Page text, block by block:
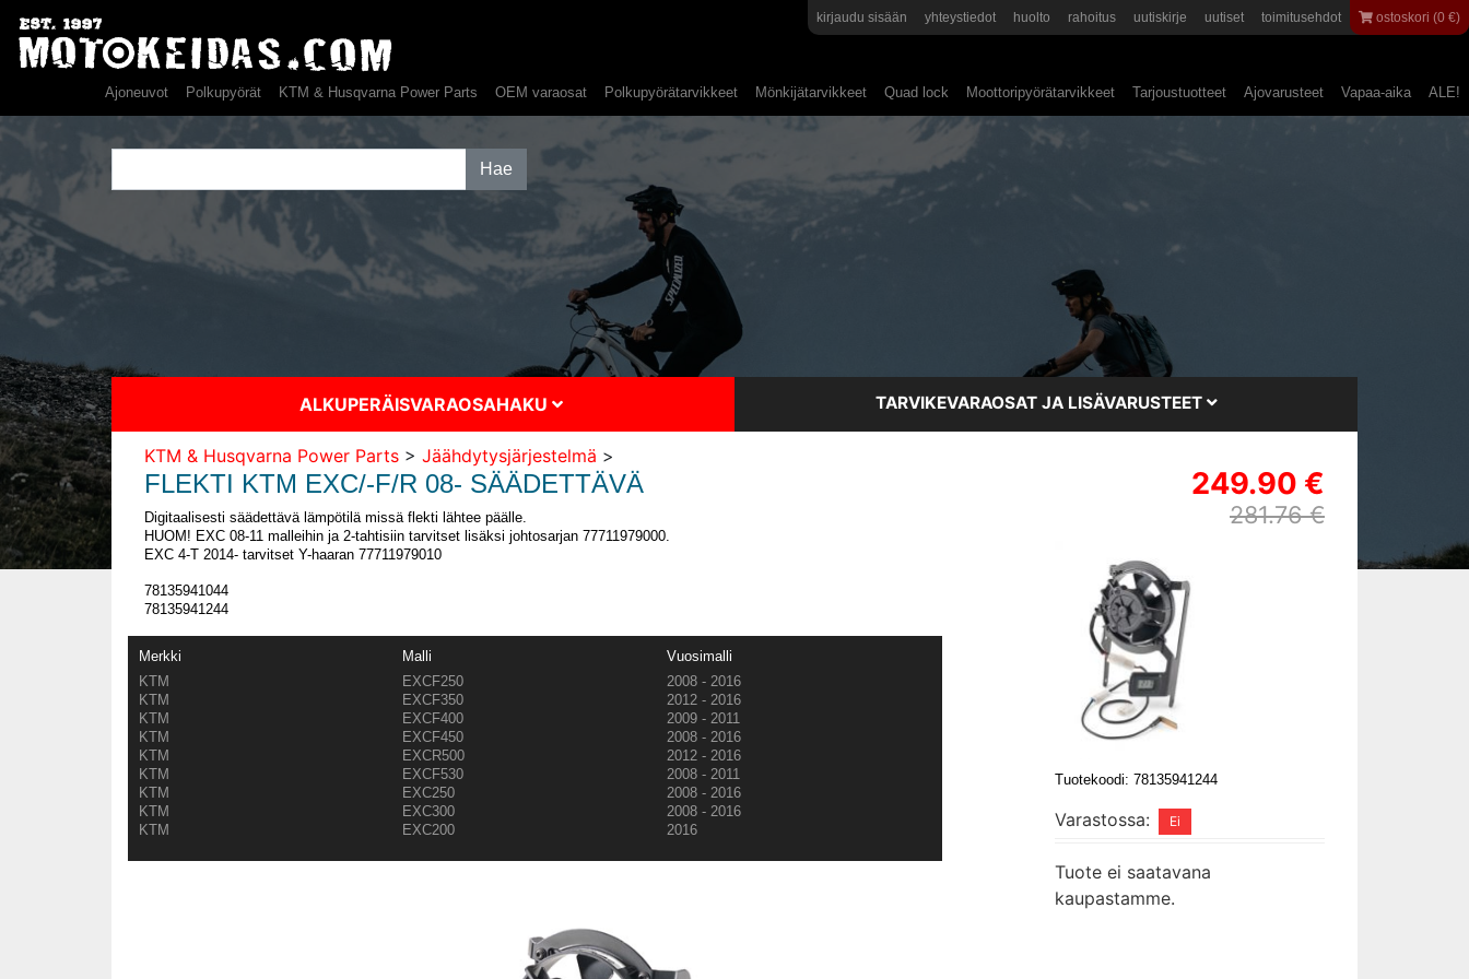
kirjaudu sisään yhteystiedot huolto rahoitus uutiskirje uutiset toimitusehdot ostoskori (0 €)
Ajoneuvot Polkupyörät KTM & Husqvarna Power Parts OEM varaosat Polkupyörätarvikkeet Mönkijätarvikkeet Quad lock Moottoripyörätarvikkeet Tarjoustuotteet Ajovarusteet Vapaa-aika ALE!
ALKUPERÄISVARAOSAHAKU TARVIKEVARAOSAT JA LISÄVARUSTEET
KTM & Husqvarna Power Parts > Jäähdytysjärjestelmä >
FLEKTI KTM EXC/-F/R 08- SÄÄDETTÄVÄ
Digitaalisesti säädettävä lämpötilä missä flekti lähtee päälle.
HUOM! EXC 08-11 malleihin ja 2-tahtisiin tarvitset lisäksi johtosarjan 77711979000.
EXC 4-T 2014- tarvitset Y-haaran 77711979010
78135941044
78135941244
Merkki Malli
Vuosimalli
KTM
EXCF250
2008 - 2016
KTM
EXCF350
2012 - 2016
KTM
EXCF400
2009 - 2011
KTM
EXCF450
2008 - 2016
KTM
EXCR500
2012 - 2016
KTM
EXCF530
2008 - 2011
KTM
EXC250
2008 - 2016
KTM
EXC300
2008 - 2016
KTM
EXC200 2016
249.90 €
281.76 €
Tuotekoodi: 78135941244
Varastossa:
Tuote ei saatavana
kaupastamme.